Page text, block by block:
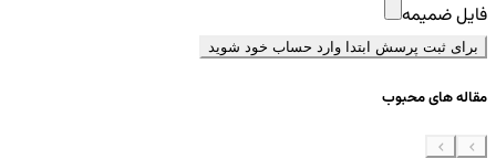
فایل ضمیمه
برای ثبت پرسش ابتدا وارد حساب خود شوید
مقاله های محبوب